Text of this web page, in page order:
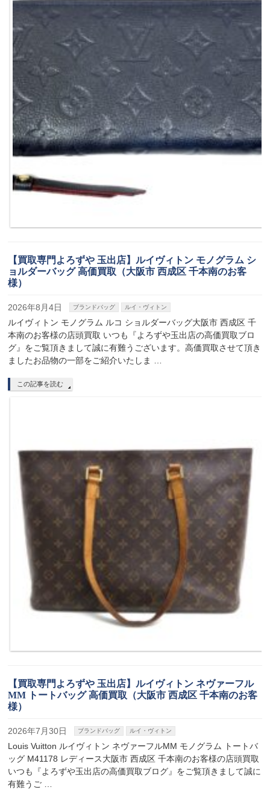
【買取専門よろずや 玉出店】ルイヴィトン モノグラム シ
ョルダーバッグ 高価買取（大阪市 西成区 千本南のお客
様）
2026年8月4日 ブランドバッグ ルイ・ヴィトン
ルイヴィトン モノグラム ルコ ショルダーバッグ大阪市 西成区 千
本南のお客様の店頭買取 いつも『よろずや玉出店の高価買取ブロ
グ』をご覧頂きまして誠に有難うございます。高価買取させて頂き
ましたお品物の一部をご紹介いたしま …
この記事を読む
【買取専門よろずや 玉出店】ルイヴィトン ネヴァーフル
MM トートバッグ 高価買取（大阪市 西成区 千本南のお客
様）
2026年7月30日 ブランドバッグ ルイ・ヴィトン
Louis Vuitton ルイヴィトン ネヴァーフルMM モノグラム トートバ
ッグ M41178 レディース大阪市 西成区 千本南のお客様の店頭買取
いつも『よろずや玉出店の高価買取ブログ』をご覧頂きまして誠に
有難うご …